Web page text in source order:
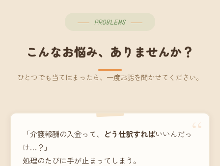
PROBLEMS
こんなお悩み、ありませんか？
ひとつでも当てはまったら、一度お話を聞かせてください。
“
「介護報酬の入金って、 どう仕訳すればいいんだっ
け…？」
処理のたびに手が止まってしまう。